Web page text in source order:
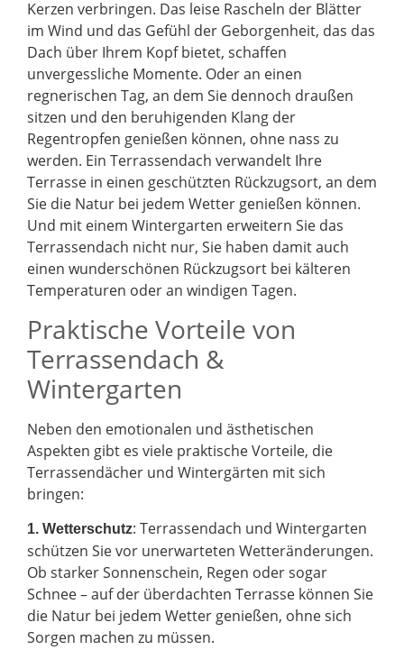
Kerzen verbringen. Das leise Rascheln der Blätter
im Wind und das Gefühl der Geborgenheit, das das
Dach über Ihrem Kopf bietet, schaffen
unvergessliche Momente. Oder an einen
regnerischen Tag, an dem Sie dennoch draußen
sitzen und den beruhigenden Klang der
Regentropfen genießen können, ohne nass zu
werden. Ein Terrassendach verwandelt Ihre
Terrasse in einen geschützten Rückzugsort, an dem
Sie die Natur bei jedem Wetter genießen können.
Und mit einem Wintergarten erweitern Sie das
Terrassendach nicht nur, Sie haben damit auch
einen wunderschönen Rückzugsort bei kälteren
Temperaturen oder an windigen Tagen.
Praktische Vorteile von
Terrassendach &
Wintergarten
Neben den emotionalen und ästhetischen
Aspekten gibt es viele praktische Vorteile, die
Terrassendächer und Wintergärten mit sich
bringen:
1. Wetterschutz: Terrassendach und Wintergarten
schützen Sie vor unerwarteten Wetteränderungen.
Ob starker Sonnenschein, Regen oder sogar
Schnee – auf der überdachten Terrasse können Sie
die Natur bei jedem Wetter genießen, ohne sich
Sorgen machen zu müssen.